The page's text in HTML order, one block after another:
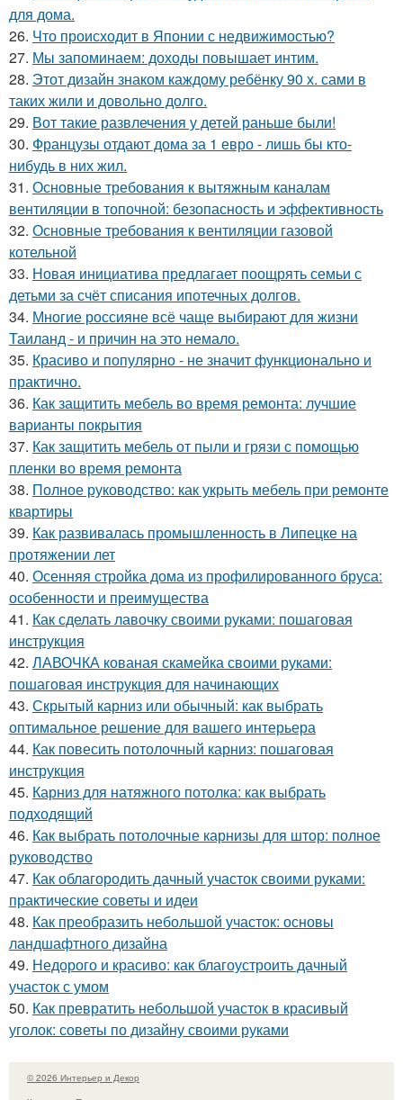
для дома.
26. Что происходит в Японии с недвижимостью?
27. Мы запоминаем: доходы повышает интим.
28. Этот дизайн знаком каждому ребёнку 90 х. сами в
таких жили и довольно долго.
29. Вот такие развлечения у детей раньше были!
30. Французы отдают дома за 1 евро - лишь бы кто-
нибудь в них жил.
31. Основные требования к вытяжным каналам
вентиляции в топочной: безопасность и эффективность
32. Основные требования к вентиляции газовой
котельной
33. Новая инициатива предлагает поощрять семьи с
детьми за счёт списания ипотечных долгов.
34. Многие россияне всё чаще выбирают для жизни
Таиланд - и причин на это немало.
35. Красиво и популярно - не значит функционально и
практично.
36. Как защитить мебель во время ремонта: лучшие
варианты покрытия
37. Как защитить мебель от пыли и грязи с помощью
пленки во время ремонта
38. Полное руководство: как укрыть мебель при ремонте
квартиры
39. Как развивалась промышленность в Липецке на
протяжении лет
40. Осенняя стройка дома из профилированного бруса:
особенности и преимущества
41. Как сделать лавочку своими руками: пошаговая
инструкция
42. ЛАВОЧКА кованая скамейка своими руками:
пошаговая инструкция для начинающих
43. Скрытый карниз или обычный: как выбрать
оптимальное решение для вашего интерьера
44. Как повесить потолочный карниз: пошаговая
инструкция
45. Карниз для натяжного потолка: как выбрать
подходящий
46. Как выбрать потолочные карнизы для штор: полное
руководство
47. Как облагородить дачный участок своими руками:
практические советы и идеи
48. Как преобразить небольшой участок: основы
ландшафтного дизайна
49. Недорого и красиво: как благоустроить дачный
участок с умом
50. Как превратить небольшой участок в красивый
уголок: советы по дизайну своими руками
© 2026 Интерьер и Декор